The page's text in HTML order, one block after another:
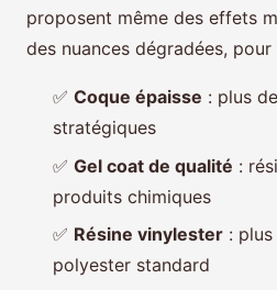
proposent même des effets
des nuances dégradées, pour
✅ Coque épaisse : plus
stratégiques
✅ Gel coat de qualité :
produits chimiques
✅ Résine vinylester :
polyester standard